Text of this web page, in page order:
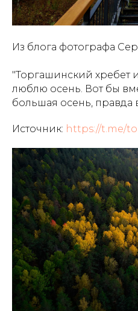
Из блога фотографа
"Торгашинский хребет
люблю осень. Вот бы
большая осень, правда
Источник: https://t.me/